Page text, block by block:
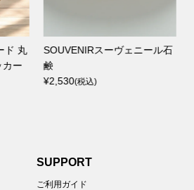
ド 丸
ー
SOUVENIRスーヴェニール石
鹸
¥2,530(税込)
SUPPORT
ご利用ガイド